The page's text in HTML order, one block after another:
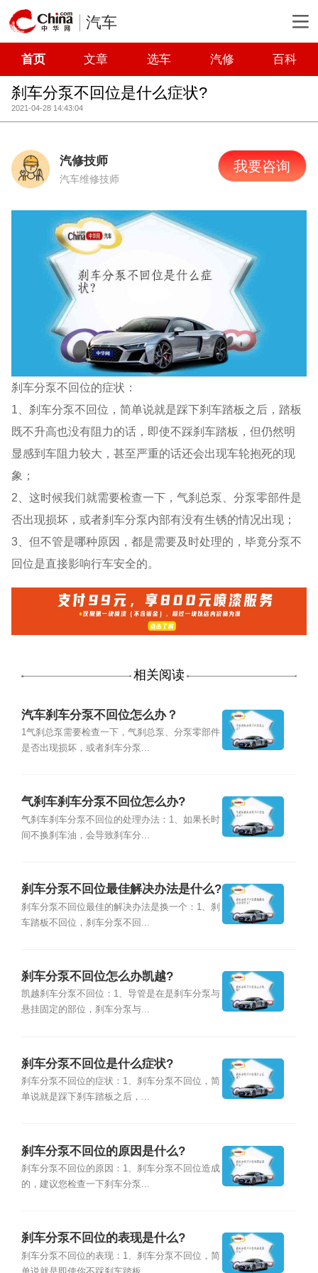
汽车
首页 文章 选车 汽修 百科
刹车分泵不回位是什么症状?
2021-04-28 14:43:04
汽修技师
汽车维修技师
我要咨询
刹车分泵不回位的症状：
1、刹车分泵不回位，简单说就是踩下刹车踏板之后，踏板
既不升高也没有阻力的话，即使不踩刹车踏板，但仍然明
显感到车阻力较大，甚至严重的话还会出现车轮抱死的现
象；
2、这时候我们就需要检查一下，气刹总泵、分泵零部件是
否出现损坏，或者刹车分泵内部有没有生锈的情况出现；
3、但不管是哪种原因，都是需要及时处理的，毕竟分泵不
回位是直接影响行车安全的。
相关阅读
汽车刹车分泵不回位怎么办？
1气刹总泵需要检查一下，气刹总泵、分泵零部件
是否出现损坏，或者刹车分泵...
气刹车刹车分泵不回位怎么办?
气刹车刹车分泵不回位的处理办法：1、如果长时
间不换刹车油，会导致刹车分...
刹车分泵不回位最佳解决办法是什么?
刹车分泵不回位最佳的解决办法是换一个：1、刹
车踏板不回位，刹车分泵不回...
刹车分泵不回位怎么办凯越?
凯越刹车分泵不回位：1、导管是在是刹车分泵与
悬挂固定的部位，刹车分泵与...
刹车分泵不回位是什么症状?
刹车分泵不回位的症状：1、刹车分泵不回位，简
单说就是踩下刹车踏板之后，...
刹车分泵不回位的原因是什么?
刹车分泵不回位的原因：1、刹车分泵不回位造成
的，建议您检查一下刹车分泵...
刹车分泵不回位的表现是什么?
刹车分泵不回位的表现：1、刹车分泵不回位，简